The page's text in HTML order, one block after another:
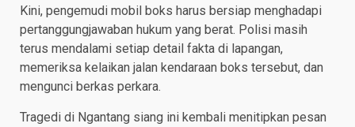
Kini, pengemudi mobil boks harus bersiap menghadapi
pertanggungjawaban hukum yang berat. Polisi masih
terus mendalami setiap detail fakta di lapangan,
memeriksa kelaikan jalan kendaraan boks tersebut, dan
mengunci berkas perkara.
Tragedi di Ngantang siang ini kembali menitipkan pesan